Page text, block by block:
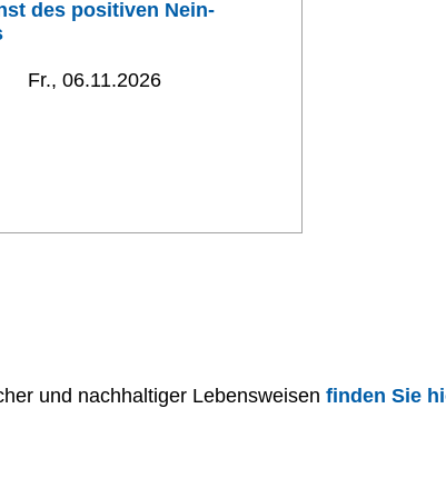
des positiven Nein-
Fr., 06.11.2026
und nachhaltiger Lebensweisen finden Sie